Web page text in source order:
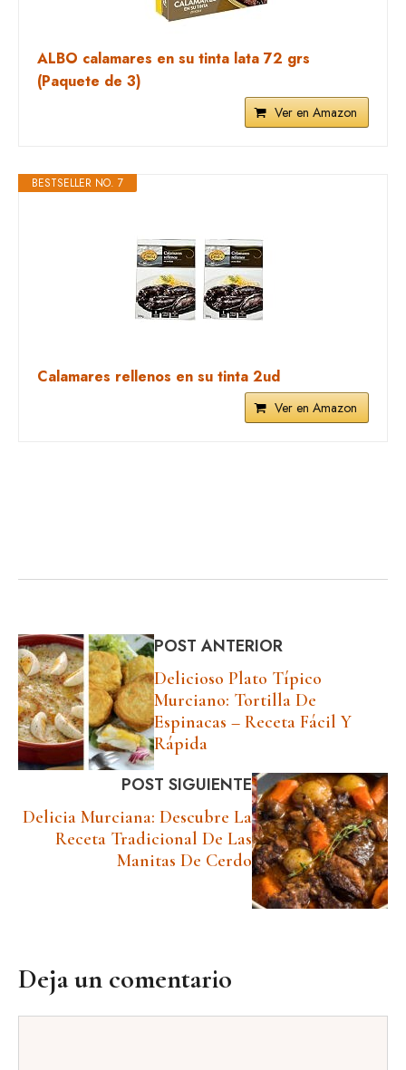
ALBO calamares en su tinta lata 72 grs
(Paquete de 3)
Ver en Amazon
BESTSELLER NO. 7
Calamares rellenos en su tinta 2ud
Ver en Amazon
POST ANTERIOR
Delicioso Plato Típico
Murciano: Tortilla De
Espinacas – Receta Fácil Y
Rápida
POST SIGUIENTE
Delicia Murciana: Descubre La
Receta Tradicional De Las
Manitas De Cerdo
Deja un comentario